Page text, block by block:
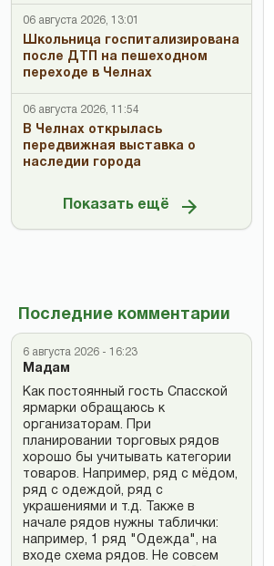
06 августа 2026, 13:01
Школьница госпитализирована
после ДТП на пешеходном
переходе в Челнах
06 августа 2026, 11:54
В Челнах открылась
передвижная выставка о
наследии города
Показать ещё
Последние комментарии
6 августа 2026 - 16:23
Мадам
Как постоянный гость Спасской
ярмарки обращаюсь к
организаторам. При
планировании торговых рядов
хорошо бы учитывать категории
товаров. Например, ряд с мёдом,
ряд с одеждой, ряд с
украшениями и т.д. Также в
начале рядов нужны таблички:
например, 1 ряд "Одежда", на
входе схема рядов. Не совсем